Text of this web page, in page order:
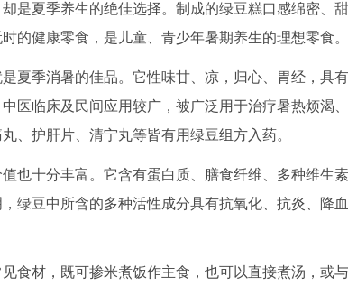
是夏季养生的绝佳选择。制成的绿豆糕口感绵密、
的健康零食，是儿童、青少年暑期养生的理想零食。
夏季消暑的佳品。它性味甘、凉，归心、胃经，具
医临床及民间应用较广，被广泛用于治疗暑热烦渴
、护肝片、清宁丸等皆有用绿豆组方入药。
也十分丰富。它含有蛋白质、膳食纤维、多种维生
绿豆中所含的多种活性成分具有抗氧化、抗炎、降
食材，既可掺米煮饭作主食，也可以直接煮汤，或